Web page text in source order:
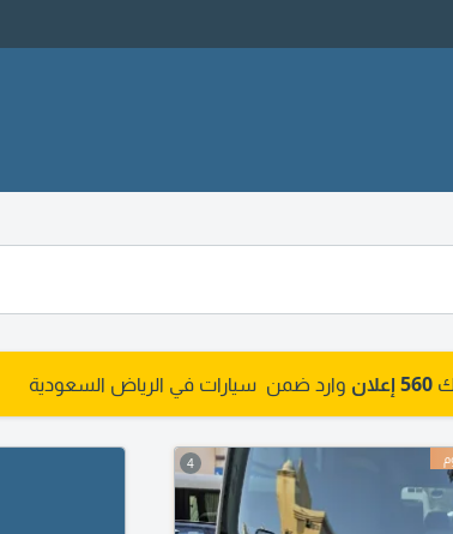
560 إعلان وارد ضمن سيارات في الرياض السعودية
4